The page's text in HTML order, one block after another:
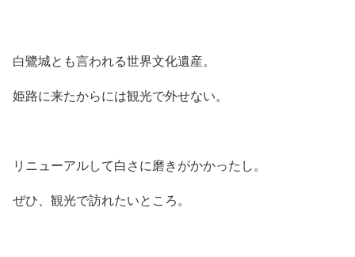
白鷺城とも言われる世界文化遺産。
姫路に来たからには観光で外せない。
リニューアルして白さに磨きがかかったし。
ぜひ、観光で訪れたいところ。